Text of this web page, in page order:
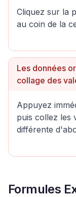
Cliquez sur la
au coin de la
Les données
collage des
Appuyez
puis collez les
différente
Formules